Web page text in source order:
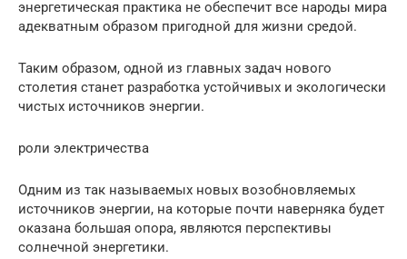
энергетическая практика не обеспечит все народы мира
адекватным образом пригодной для жизни средой.
Таким образом, одной из главных задач нового
столетия станет разработка устойчивых и экологически
чистых источников энергии.
роли электричества
Одним из так называемых новых возобновляемых
источников энергии, на которые почти наверняка будет
оказана большая опора, являются перспективы
солнечной энергетики.